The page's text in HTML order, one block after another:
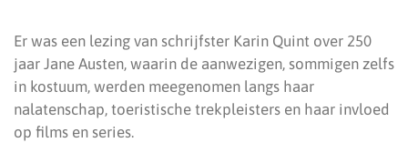
Er was een lezing van schrijfster Karin Quint over 250
jaar Jane Austen, waarin de aanwezigen, sommigen zelfs
in kostuum, werden meegenomen langs haar
nalatenschap, toeristische trekpleisters en haar invloed
op films en series.